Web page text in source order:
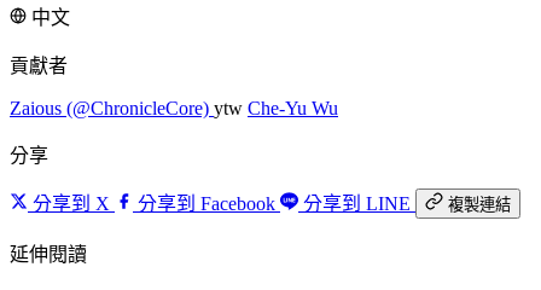
中文
貢獻者
Zaious (@ChronicleCore) ytw Che-Yu Wu
分享
分享到 X 分享到 Facebook 分享到 LINE 複製連結
延伸閱讀